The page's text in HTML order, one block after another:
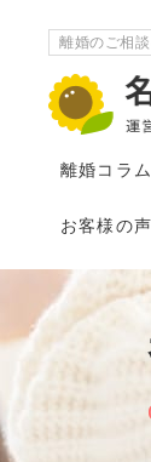
離婚のご相
離婚コラム
お客様の声